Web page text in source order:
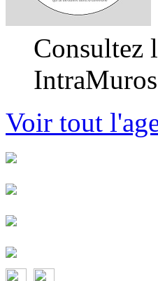
Consultez
IntraMuros
Voir tout